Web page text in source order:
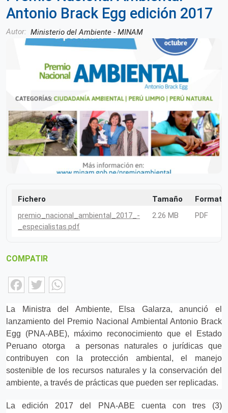
Antonio Brack Egg edición 2017
Autor Ministerio del Ambiente - MINAM
Fichero Tamaño
Formato
premio_nacional_ambiental_2017_-
_especialistas.pdf
2.26 MB PDF
COMPATIR
Facebook
Twitter
La Ministra del Ambiente, Elsa Galarza, anunció el
lanzamiento del Premio Nacional Ambiental Antonio Brack
Egg (PNA-ABE), máximo reconocimiento que el Estado
Peruano otorga a personas naturales o jurídicas que
contribuyen con la protección ambiental, el manejo
sostenible de los recursos naturales y la conservación del
ambiente, a través de prácticas que pueden ser replicadas.
La edición 2017 del PNA-ABE cuenta con tres (3)